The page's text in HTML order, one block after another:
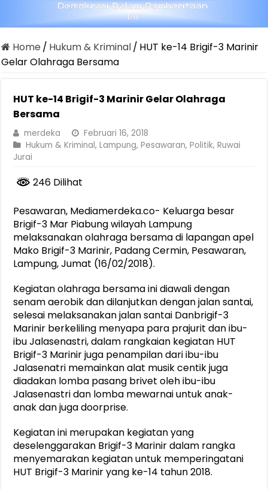
Home / Hukum & Kriminal/ HUT ke-14 Brigif-3 Marinir
Gelar Olahraga Bersama
HUT ke-14 Brigif-3 Marinir Gelar Olahraga
Bersama
merdeka
Februari 16, 2018
Hukum & Kriminal,Lampung,Pesawaran,Politik,Ruwai
Jurai
246 Dilihat
Pesawaran, Mediamerdeka.co- Keluarga besar
Brigif-3 Mar Piabung wilayah Lampung
melaksanakan olahraga bersama di lapangan apel
Mako Brigif-3 Marinir, Padang Cermin, Pesawaran,
Lampung, Jumat (16/02/2018).
Kegiatan olahraga bersama ini diawali dengan
senam aerobik dan dilanjutkan dengan jalan santai,
selesai melaksanakan jalan santai Danbrigif-3
Marinir berkeliling menyapa para prajurit dan ibu-
ibu Jalasenastri, dalam rangkaian kegiatan HUT
Brigif-3 Marinir juga penampilan dari ibu-ibu
Jalasenatri memainkan alat musik centik juga
diadakan lomba pasang brivet oleh ibu-ibu
Jalasenastri dan lomba mewarnai untuk anak-
anak dan juga doorprise.
Kegiatan ini merupakan kegiatan yang
deselenggarakan Brigif-3 Marinir dalam rangka
menyemarakan kegiatan untuk memperingatani
HUT Brigif-3 Marinir yang ke-14 tahun 2018.